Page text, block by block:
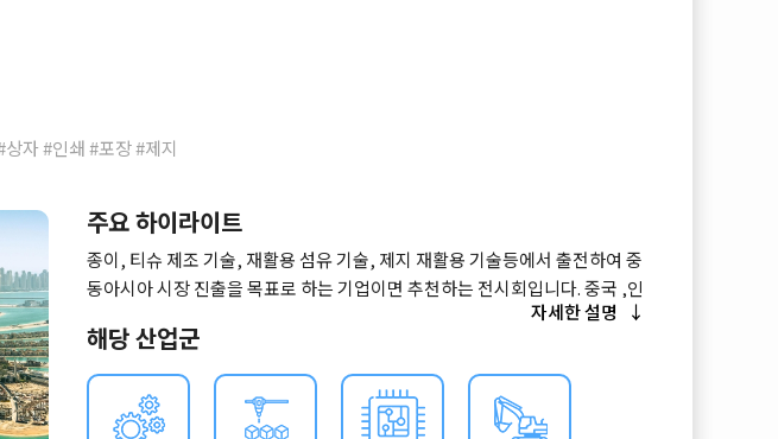
자 #인쇄 #포장 #제지
주요 하이라이트
종이, 티슈 제조 기술, 재활용 섬유 기술, 제지 재활용 기술등에서 출전하여 중
동아시아 시장 진출을 목표로 하는 기업이면 추천하는 전시회입니다. 중국 ,인
도, 사우디아라비아, 파키스탄등이 주 방문 국가이며, 새로운 비지니스 시장
개발과 수출입을 목표로 하는 고객에게 추천드립니다.
자세한 설명
해당 산업군